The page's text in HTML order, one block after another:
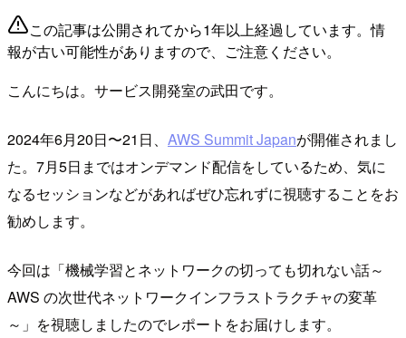
この記事は公開されてから1年以上経過しています。情
報が古い可能性がありますので、ご注意ください。
こんにちは。サービス開発室の武田です。
2024年6月20日〜21日、 AWS Summit Japanが開催されまし
た。7月5日まではオンデマンド配信をしているため、気に
なるセッションなどがあればぜひ忘れずに視聴することをお
勧めします。
今回は「機械学習とネットワークの切っても切れない話～
AWS の次世代ネットワークインフラストラクチャの変革
～」を視聴しましたのでレポートをお届けします。